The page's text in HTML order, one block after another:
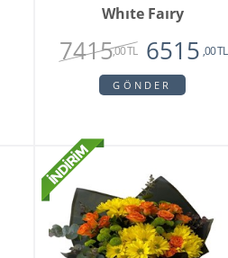
Whıte Faıry
7415,00 TL 6515 ,00 TL
GÖNDER